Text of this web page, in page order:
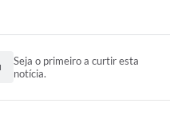
Seja o primeiro a curtir esta
notícia.